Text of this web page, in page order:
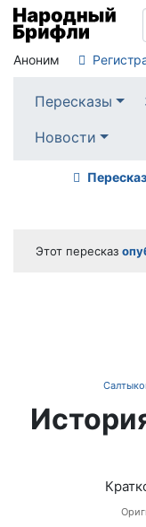
Аноним
Пересказы
Новости
Пересказ
Этот пересказ